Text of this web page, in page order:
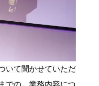
いて聞かせていただ